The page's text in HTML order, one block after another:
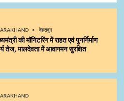
देहरादून
की मॉनिटरिंग में राहत एवं पुनर्निर्माण
तेज, मालदेवता में आवागमन सुरक्षित